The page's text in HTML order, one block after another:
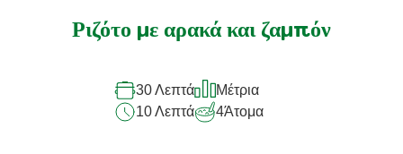
αξιολογήσεις
αυτό
το
recipe
Ριζότο με αρακά και ζαμπόν
30 Λεπτά
Μέτρια
10 Λεπτά
4Άτομα